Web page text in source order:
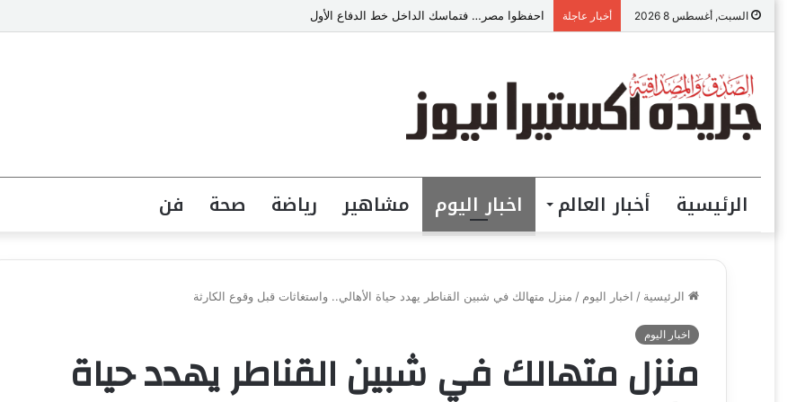
السبت, أغسطس 8 2026 أخبار عاجلة احفظوا مصر… فتماسك الداخل خط الدفاع الأول
الرئيسية أخبار العالم اخبار اليوم مشاهير رياضة صحة فن
الرئيسية / اخبار اليوم / منزل متهالك في شبين القناطر يهدد حياة الأهالي.. واستغاثات قبل وقوع الكارثة
اخبار اليوم
منزل متهالك في شبين القناطر يهدد حياة